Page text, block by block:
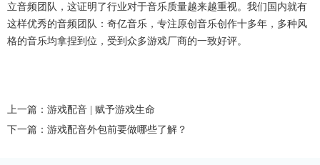
立音频团队，这证明了行业对于音乐质量越来越重视。我们国内就有
这样优秀的音频团队：奇亿音乐，专注原创音乐创作十多年，多种风
格的音乐均拿捏到位，受到众多游戏厂商的一致好评。
上一篇：游戏配音 | 赋予游戏生命
下一篇：游戏配音外包前要做哪些了解？